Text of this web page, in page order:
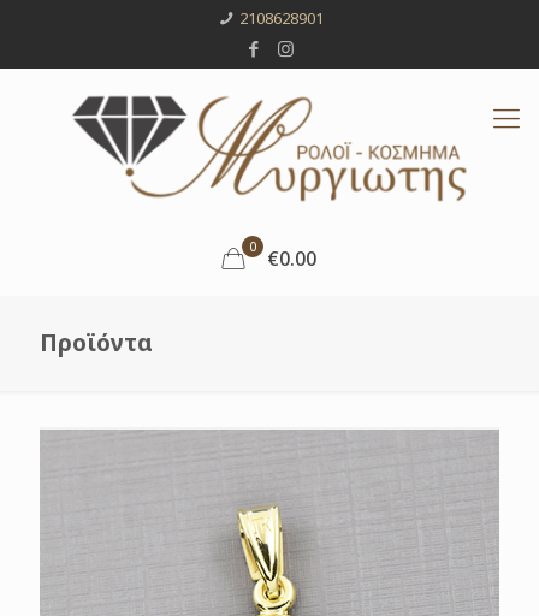
2108628901
0 €0.00
Προϊόντα